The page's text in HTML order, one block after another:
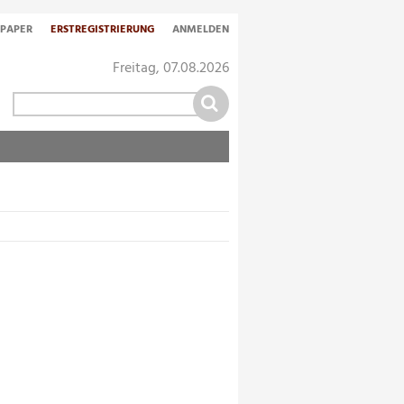
Freitag, 07.08.2026
ERSTREGISTRIERUNG ANMELDEN